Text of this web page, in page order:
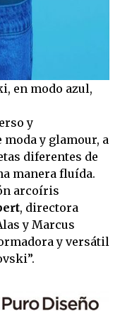
en modo azul,
y
y glamour, a
diferentes de
manera fluída.
arcoíris
, directora
y Marcus
y versátil